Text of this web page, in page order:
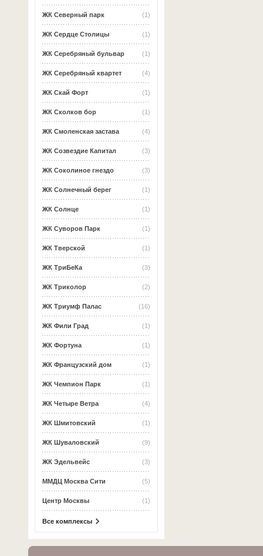
(1)
ЖК Северный парк
(1)
ЖК Сердце Столицы
(1)
ЖК Серебряный бульвар
(4)
ЖК Серебряный квартет
(1)
ЖК Скай Форт
(1)
ЖК Сколков бор
(4)
ЖК Смоленская застава
(3)
ЖК Созвездие Капитал
(3)
ЖК Соколиное гнездо
(1)
ЖК Солнечный берег
(1)
ЖК Солнце
(1)
ЖК Суворов Парк
(1)
ЖК Тверской
(3)
ЖК ТриБеКа
(2)
ЖК Триколор
(16)
ЖК Триумф Палас
(1)
ЖК Фили Град
(1)
ЖК Фортуна
(1)
ЖК Французский дом
(1)
ЖК Чемпион Парк
(4)
ЖК Четыре Ветра
(1)
ЖК Шмитовский
(9)
ЖК Шуваловский
(3)
ЖК Эдельвейс
(5)
ММДЦ Москва Сити
(1)
Центр Москвы
Все комплексы